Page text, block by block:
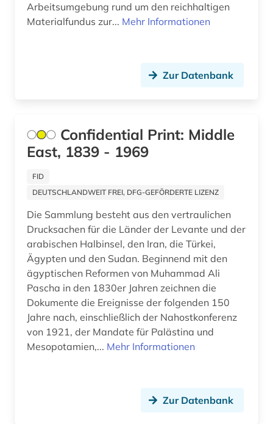
algerien (1)
allgemeine geschäftsbedingungen (1)
allgemeine und vergleichende sprach- und
literaturwissenschaft (1)
allgemeine volkswirtschaftslehre (3)
allgemeiner teil (1)
allgemeines prozessrecht und zivilprozess (1)
allgemeines sozialversicherungsgesetz (1)
allgemeines verwaltungsrecht (1)
alltag (4)
alltagsgegenstand (1)
Arbeitsumgebung rund um den reichhaltigen
Materialfundus zur... Mehr Informationen
Zur Datenbank
Confidential Print: Middle
East, 1839 - 1969
FID
DEUTSCHLANDWEIT FREI, DFG-GEFÖRDERTE LIZENZ
Die Sammlung besteht aus den vertraulichen
Drucksachen für die Länder der Levante und der
arabischen Halbinsel, den Iran, die Türkei,
Ägypten und den Sudan. Beginnend mit den
ägyptischen Reformen von Muhammad Ali
Pascha in den 1830er Jahren zeichnen die
Dokumente die Ereignisse der folgenden 150
Jahre nach, einschließlich der Nahostkonferenz
von 1921, der Mandate für Palästina und
Mesopotamien,... Mehr Informationen
Zur Datenbank